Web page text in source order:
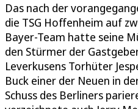
Das nach der
die TSG Hoffenheim auf
Bayer-Team hatte seine
den Stürmer der
Leverkusens Torhüter
Buck einer der Neuen in
Schuss des Berliners